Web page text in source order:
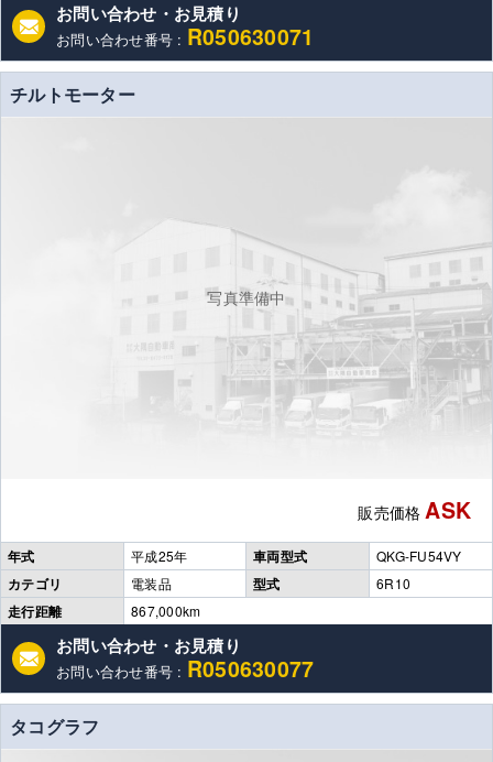
お問い合わせ・お見積り
お問い合わせ番号 : R050630071
チルトモーター
写真準備中
販売価格 ASK
年式 平成25年 車両型式 QKG-FU54VY
カテゴリ 電装品 型式 6R10
走行距離 867,000km
お問い合わせ・お見積り
お問い合わせ番号 : R050630077
タコグラフ